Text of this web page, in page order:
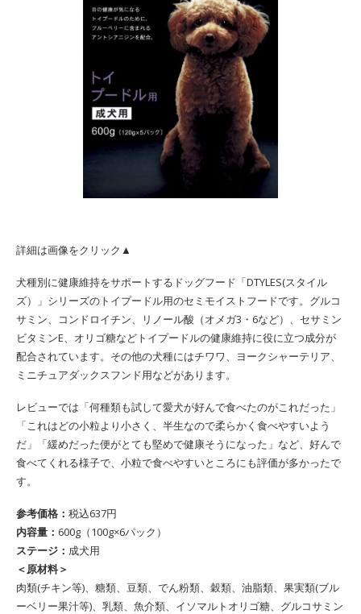
詳細は画像をクリック▲
犬種別に健康維持をサポートするドッグフード「DTYLES(スタイル
ズ）」シリーズのトイプードル用のセミモイストフードです。グルコ
サミン、コンドロイチン、リノール酸（オメガ3・6など）、セサミン
ビタミンE、オリゴ糖などトイプードルの健康維持に役に立つ成分が
配合されています。その他の犬種にはチワワ、ヨークシャーテリア、
ミニチュアダックスフンド用などがあります。
レビューでは「何種類も試して愛犬が好んで食べたのがこれだった」
「これはどの小粒より小さく、半生なので柔らかく食べやすいよう
だ」「緩めだった便がとても堅めで健康そうになった」など、好んで
食べてくれる様子で、小粒で食べやすいところにも評価が多かったで
す。
参考価格： 税込637円
内容量： 600g（100g×6パック）
ステージ： 成犬用
＜原材料＞
肉類(チキン等)、糖類、豆類、でん粉類、穀類、油脂類、果実類(ブル
ーベリー果汁等)、乳類、魚介類、イソマルトオリゴ糖、グルコサミン